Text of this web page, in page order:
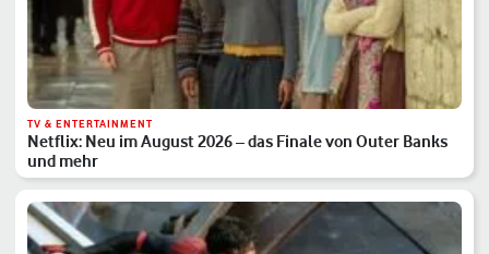
TV & ENTERTAINMENT
Netflix: Neu im August 2026 – das Finale von Outer Banks
und mehr